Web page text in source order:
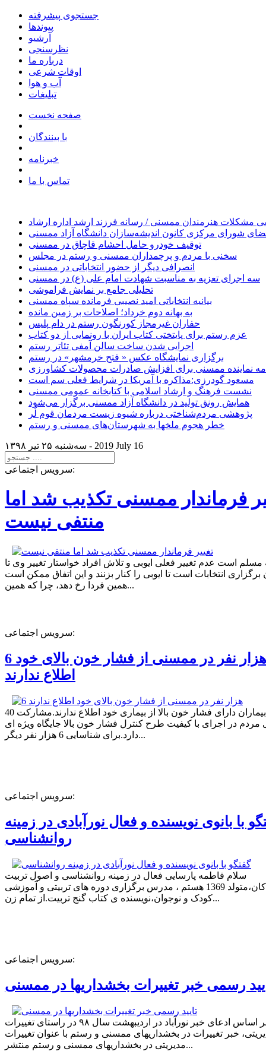
جستجوی پیشرفته
پیوندها
آرشیو
نظرسنجی
درباره ما
اوقات شرعی
آب و هوا
تبلیغات
صفحه نخست
با بینندگان
خبرنامه
تماس با ما
مشکلات هنرمندان ممسنی / رسانه فرزند ارشد اداره ارشاد
شورای مرکزی کانون اندیشه‌سازان دانشگاه آزاد ممسنی
توقیف خودرو حامل احشام قاچاق در ممسنی
سخنی با مردم و پرچمداران ممسنی و رستم در مجلس
انصرافی دیگر از حضور انتخاباتی در ممسنی
سه اجرای تعزیه به مناسبت شهادت امام علی (ع) در ممسنی
تحلیلی جامع بر نمایش فراموشی
بیانیه انتخاباتی امید نصیبی فرمانده سپاه ممسنی
به بهانه دوم خرداد؛ اصلاحات بر زمین مانده
حفاران غیرمجاز کورنگون رستم در دام پلیس
عزم رستم برای پایتختی کتاب ایران با رونمایی از دو کتاب
اجرایی شدن ساخت سالن آمفی تئاتر رستم
برگزاری نمایشگاه عکس « فتح خرمشهر» در رستم
نماینده ممسنی برای افزایش صادرات محصولات کشاورزی
مسعود گودرزی:مذاکره با آمریکا در شرایط فعلی سم است
نشست فرهنگ و ارشاد اسلامی با کتابخانه عمومی ممسنی
همایش رونق تولید در دانشگاه آزاد ممسنی برگزار می‌شود
پژوهشی مردم‌شناختی درباره شیوه زیست مردمان قوم لُر
خطر هجوم ملخها به شهرستان‌های ممسنی و رستم
سه‌شنبه ۲۵ تير ۱۳۹۸ - 2019 July 16
سرویس اجتماعی:
فرماندار ممسنی تکذیب شد اما
منتفی نیست
مسلم است عدم تغییر فعلی ایوبی و تلاش افراد خواستار تغییر وی تا
برگزاری انتخابات است تا ایوبی را کنار بزنند و این اتفاق ممکن است
همین فردا رخ دهد، چرا که همین...
سرویس اجتماعی:
6 هزار نفر در ممسنی از فشار خون بالای خود
اطلاع ندارند
40 درصد بیماران دارای فشار خون بالا از بیماری خود اطلاع ندارند.مشارکت
در اجرای با کیفیت طرح کنترل فشار خون بالا جایگاه ویژه ای
دارد.برای شناسایی 6 هزار نفر دیگر...
سرویس اجتماعی:
با بانوی نویسنده و فعال نورآبادی در زمینه
روانشناسی
سلام فاطمه پارسایی فعال در زمینه روانشناسی و اصول تربیت
کودکان،متولد 1369 هستم ، مدرس برگزاری دوره های تربیتی و آموزشی
کودک و نوجوان،نویسنده ی کتاب گنج تربیت.از تمام زن...
سرویس اجتماعی:
رسمی خبر تغییرات بخشداریها در ممسنی
بر اساس ادعای خبر نورآباد در اردیبهشت سال ۹۸ در راستای تغییرات
خبر تغییرات در بخشداریهای ممسنی و رستم با عنوان تغییرات
مدیریتی در بخشداریهای ممسنی و رستم منتشر...